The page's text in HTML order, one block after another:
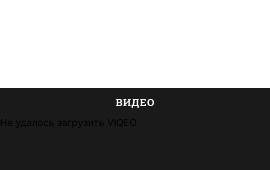
ВИДЕО
Не удалось загрузить VIQEO